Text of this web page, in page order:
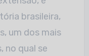
brasileira,
um dos mais
no qual se